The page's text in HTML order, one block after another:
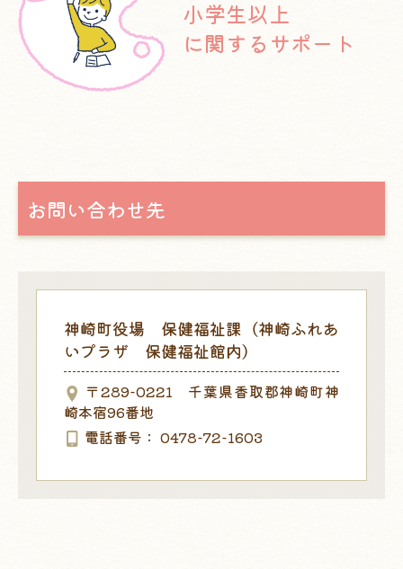
小学生以上
に関するサポート
お問い合わせ先
神崎町役場 保健福祉課（神崎ふれあ
いプラザ 保健福祉館内）
〒289-0221 千葉県香取郡神崎町神
崎本宿96番地
電話番号
0478-72-1603